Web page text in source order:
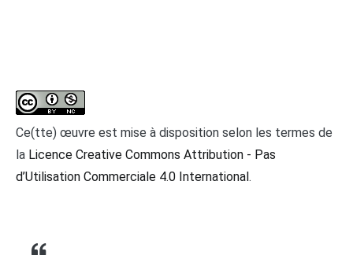
Ce(tte) œuvre est mise à disposition selon les termes de
la Licence Creative Commons Attribution - Pas
d’Utilisation Commerciale 4.0 International.